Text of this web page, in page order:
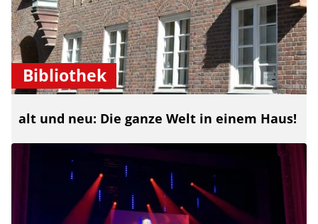
Bibliothek
alt und neu: Die ganze Welt in einem Haus!